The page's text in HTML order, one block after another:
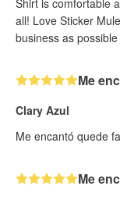
Shirt is comfortable
all! Love Sticker
business as
Me
Clary Azul
Me encantó quede
Me